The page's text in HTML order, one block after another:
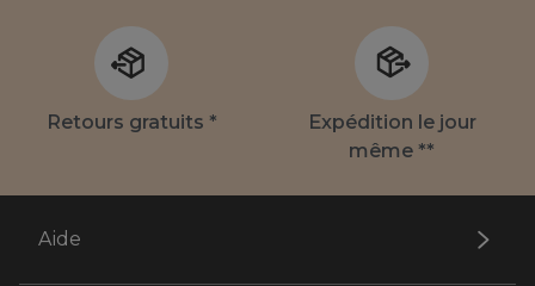
Retours gratuits *
Expédition le jour
même **
Aide